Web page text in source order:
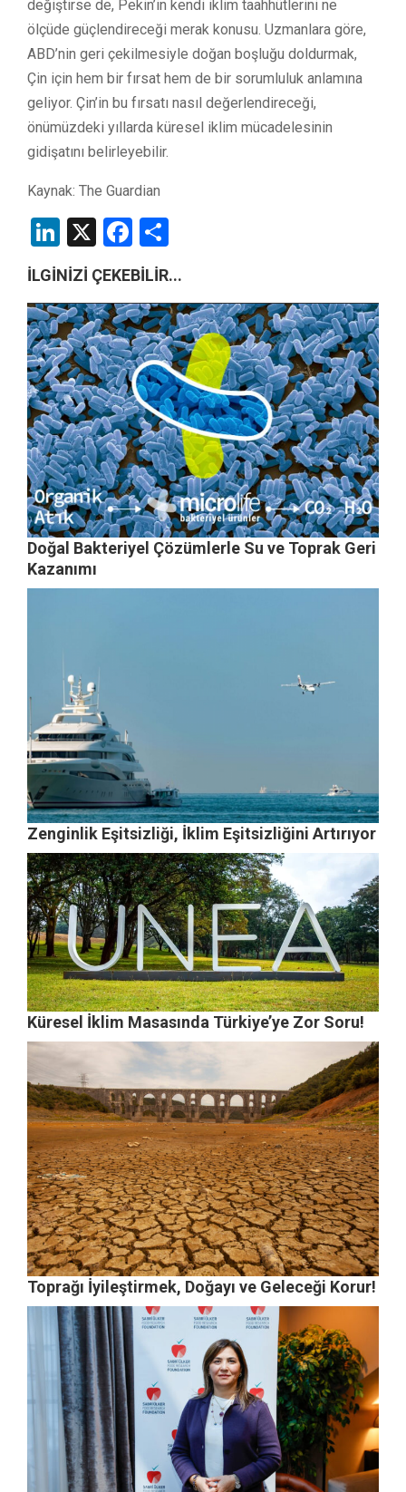
değiştirse de, Pekin’in kendi iklim taahhütlerini ne
ölçüde güçlendireceği merak konusu. Uzmanlara göre,
ABD’nin geri çekilmesiyle doğan boşluğu doldurmak,
Çin için hem bir fırsat hem de bir sorumluluk anlamına
geliyor. Çin’in bu fırsatı nasıl değerlendireceği,
önümüzdeki yıllarda küresel iklim mücadelesinin
gidişatını belirleyebilir.
Kaynak: The Guardian
LinkedIn
X Facebook
İLGİNİZİ ÇEKEBİLİR...
Doğal Bakteriyel Çözümlerle Su ve Toprak Geri
Kazanımı
Zenginlik Eşitsizliği, İklim Eşitsizliğini Artırıyor
Küresel İklim Masasında Türkiye’ye Zor Soru!
Toprağı İyileştirmek, Doğayı ve Geleceği Korur!